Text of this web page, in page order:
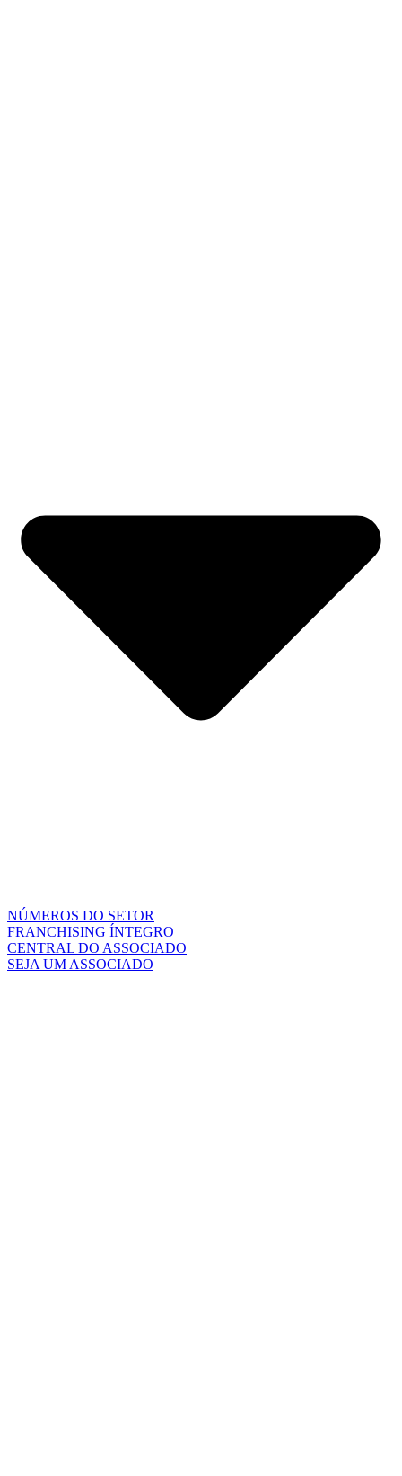
NÚMEROS DO SETOR
FRANCHISING ÍNTEGRO
CENTRAL DO ASSOCIADO
SEJA UM ASSOCIADO